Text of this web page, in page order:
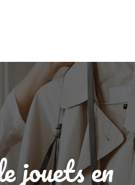
jouets en